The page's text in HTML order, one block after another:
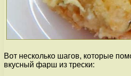
Вот несколько шагов, которые
вкусный фарш из трески: